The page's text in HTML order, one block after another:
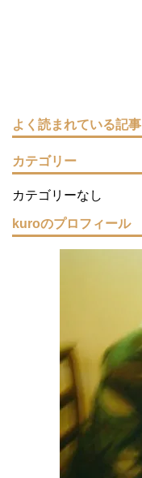
よく読まれている記事
カテゴリー
カテゴリーなし
kuroのプロフィール